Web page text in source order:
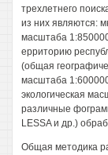
трехлетнего
из них являются:
масштаба
ерриторию
(общая
масштаба
экологическая
различные
LESSA и др.)
Общая методика